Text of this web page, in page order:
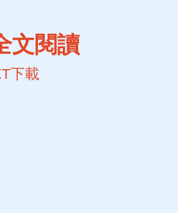
文閱讀
下載